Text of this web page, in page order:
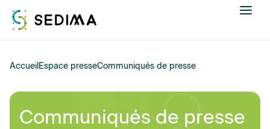
Nous connaître
Actualités
Accueil Espace presseCommuniqués de presse
Communiqués de presse